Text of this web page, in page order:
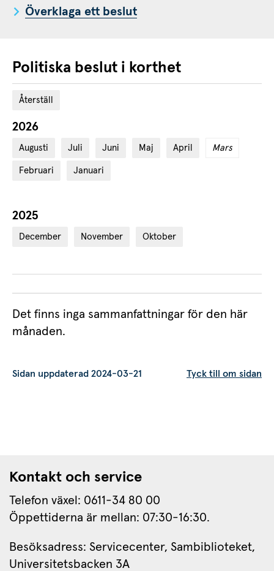
Överklaga ett beslut
Politiska beslut i korthet
Återställ
År:
2026
Augusti Juli Juni Maj April Mars
Februari Januari
År:
2025
December November Oktober
Det finns inga sammanfattningar för den här
månaden.
Sidan uppdaterad 2024-03-21 Tyck till om sidan
Kontakt och service
Telefon växel: 0611-34 80 00
Öppettiderna är mellan: 07:30-16:30.
Besöksadress: Servicecenter, Sambiblioteket,
Universitetsbacken 3A